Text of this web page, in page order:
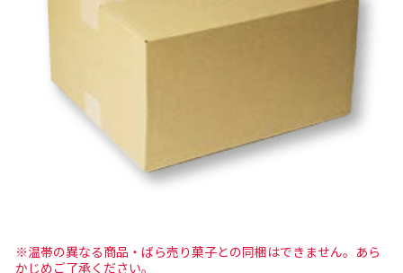
※温帯の異なる商品・ばら売り菓子との同梱はできません。あら
かじめご了承ください。